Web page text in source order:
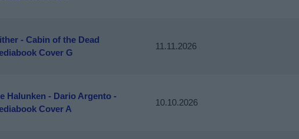
- Cabin of the Dead
Cover G
11.11.2026
Halunken - Dario Argento -
Cover A
10.10.2026